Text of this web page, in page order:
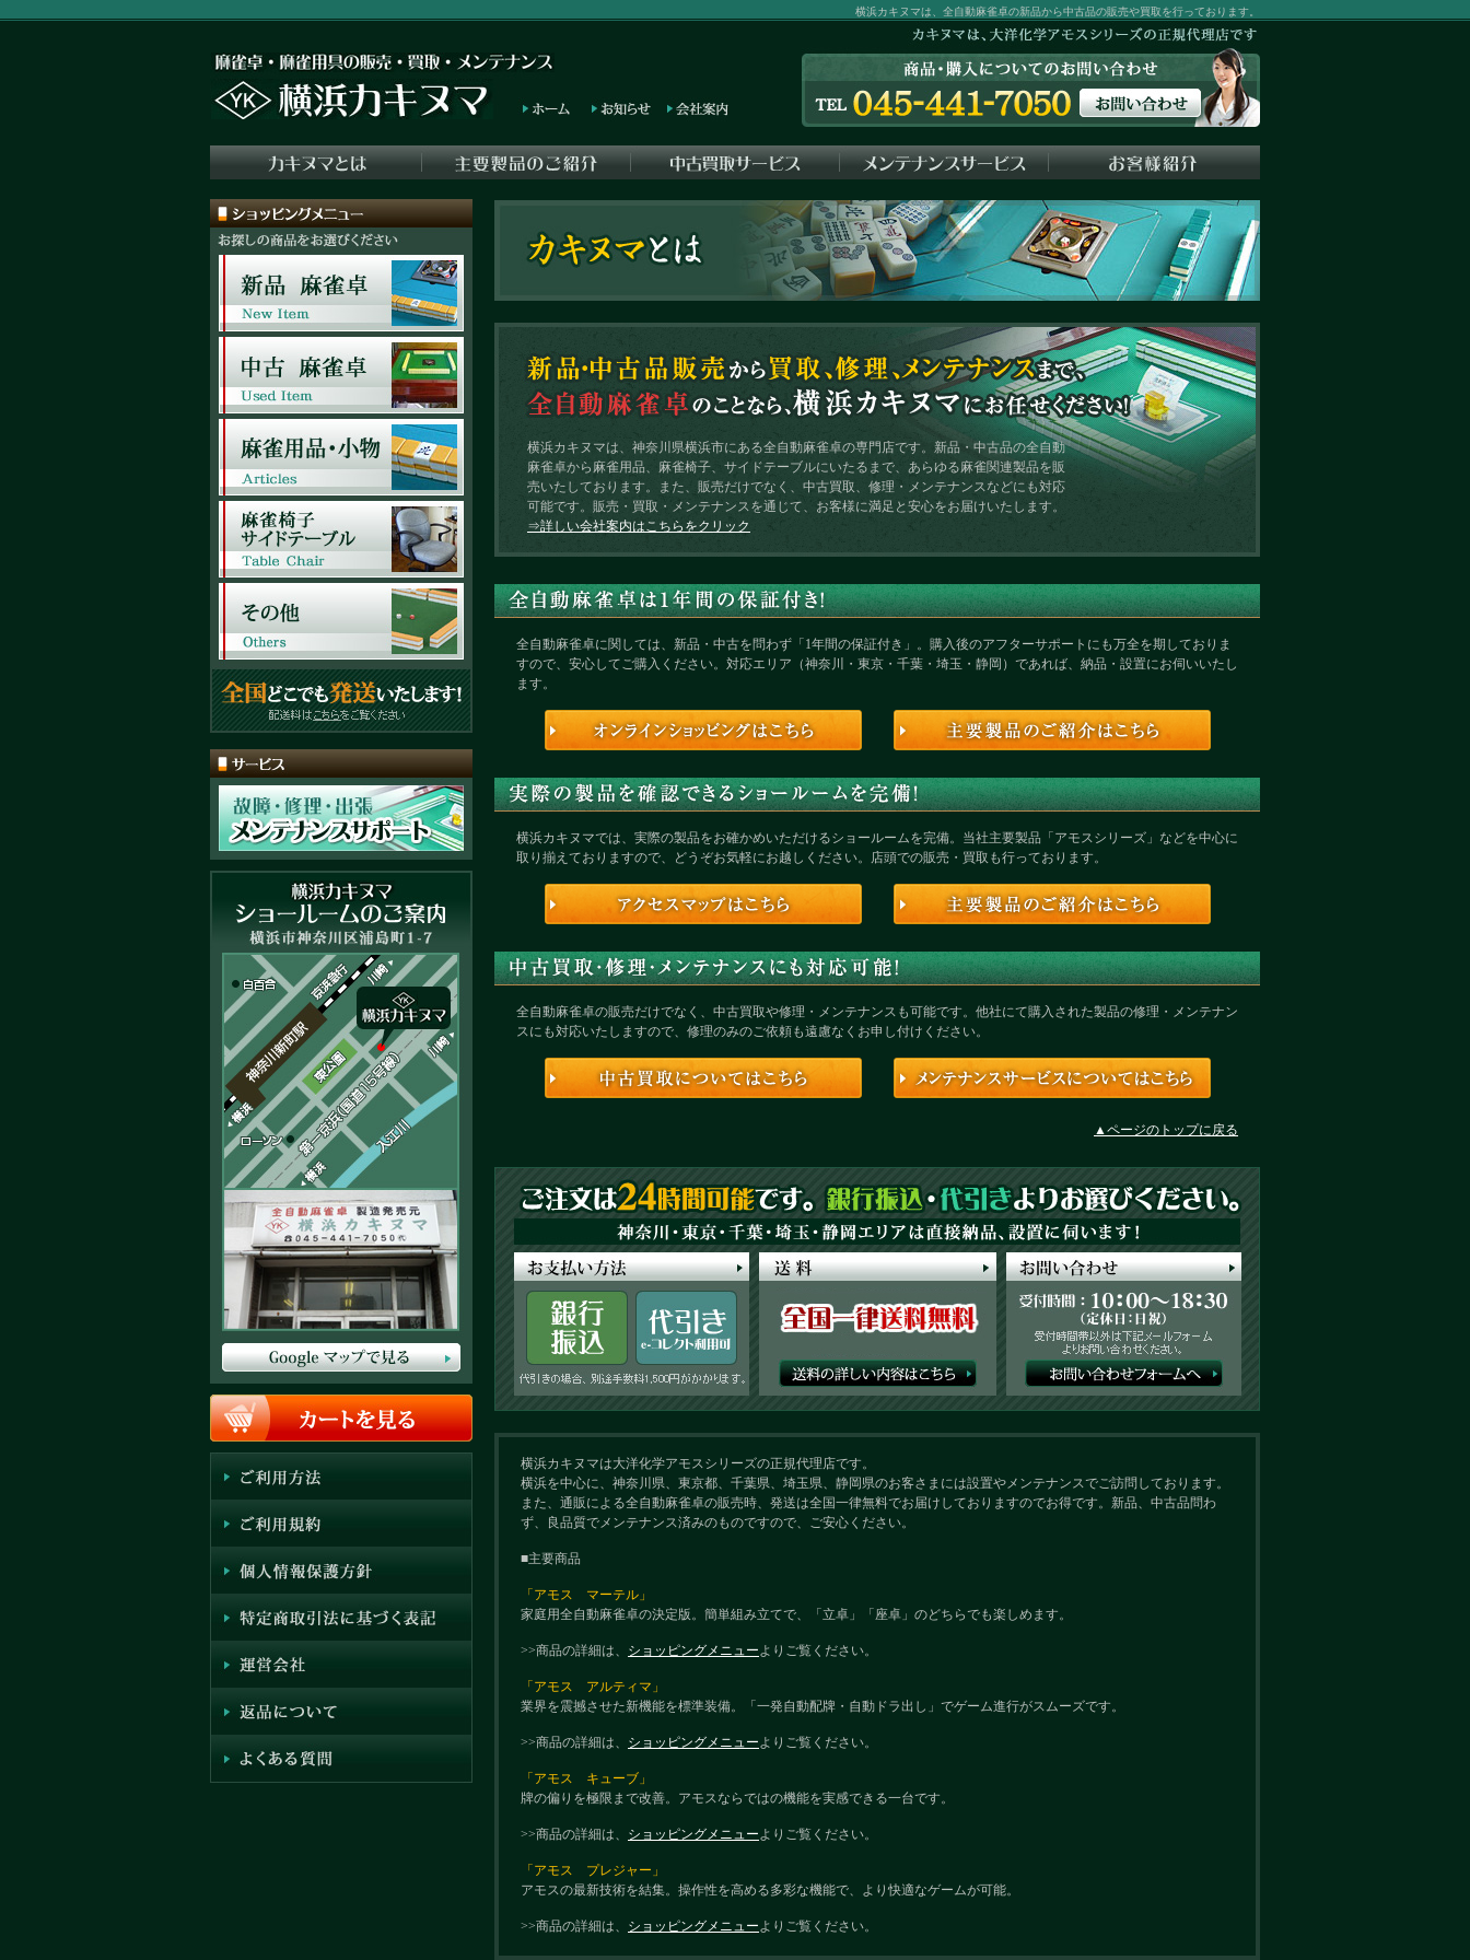
横浜カキヌマは、全自動麻雀卓の新品から中古品の販売や買取を行っております。
横浜カキヌマは、神奈川県横浜市にある全自動麻雀卓の専門店です。新品・中古品の全自動
麻雀卓から麻雀用品、麻雀椅子、サイドテーブルにいたるまで、あらゆる麻雀関連製品を販
売いたしております。また、販売だけでなく、中古買取、修理・メンテナンスなどにも対応
可能です。販売・買取・メンテナンスを通じて、お客様に満足と安心をお届けいたします。
⇒詳しい会社案内はこちらをクリック
全自動麻雀卓に関しては、新品・中古を問わず「1年間の保証付き」。購入後のアフターサポートにも万全を期しておりま
すので、安心してご購入ください。対応エリア（神奈川・東京・千葉・埼玉・静岡）であれば、納品・設置にお伺いいたし
ます。
横浜カキヌマでは、実際の製品をお確かめいただけるショールームを完備。当社主要製品「アモスシリーズ」などを中心に
取り揃えておりますので、どうぞお気軽にお越しください。店頭での販売・買取も行っております。
全自動麻雀卓の販売だけでなく、中古買取や修理・メンテナンスも可能です。他社にて購入された製品の修理・メンテナン
スにも対応いたしますので、修理のみのご依頼も遠慮なくお申し付けください。
▲ページのトップに戻る
横浜カキヌマは大洋化学アモスシリーズの正規代理店です。
横浜を中心に、神奈川県、東京都、千葉県、埼玉県、静岡県のお客さまには設置やメンテナンスでご訪問しております。
また、通販による全自動麻雀卓の販売時、発送は全国一律無料でお届けしておりますのでお得です。新品、中古品問わ
ず、良品質でメンテナンス済みのものですので、ご安心ください。
■主要商品
「アモス マーテル」
家庭用全自動麻雀卓の決定版。簡単組み立てで、「立卓」「座卓」のどちらでも楽しめます。
>>商品の詳細は、 ショッピングメニューよりご覧ください。
「アモス アルティマ」
業界を震撼させた新機能を標準装備。「一発自動配牌・自動ドラ出し」でゲーム進行がスムーズです。
>>商品の詳細は、 ショッピングメニューよりご覧ください。
「アモス キューブ」
牌の偏りを極限まで改善。アモスならではの機能を実感できる一台です。
>>商品の詳細は、 ショッピングメニューよりご覧ください。
「アモス プレジャー」
アモスの最新技術を結集。操作性を高める多彩な機能で、より快適なゲームが可能。
>>商品の詳細は、 ショッピングメニューよりご覧ください。